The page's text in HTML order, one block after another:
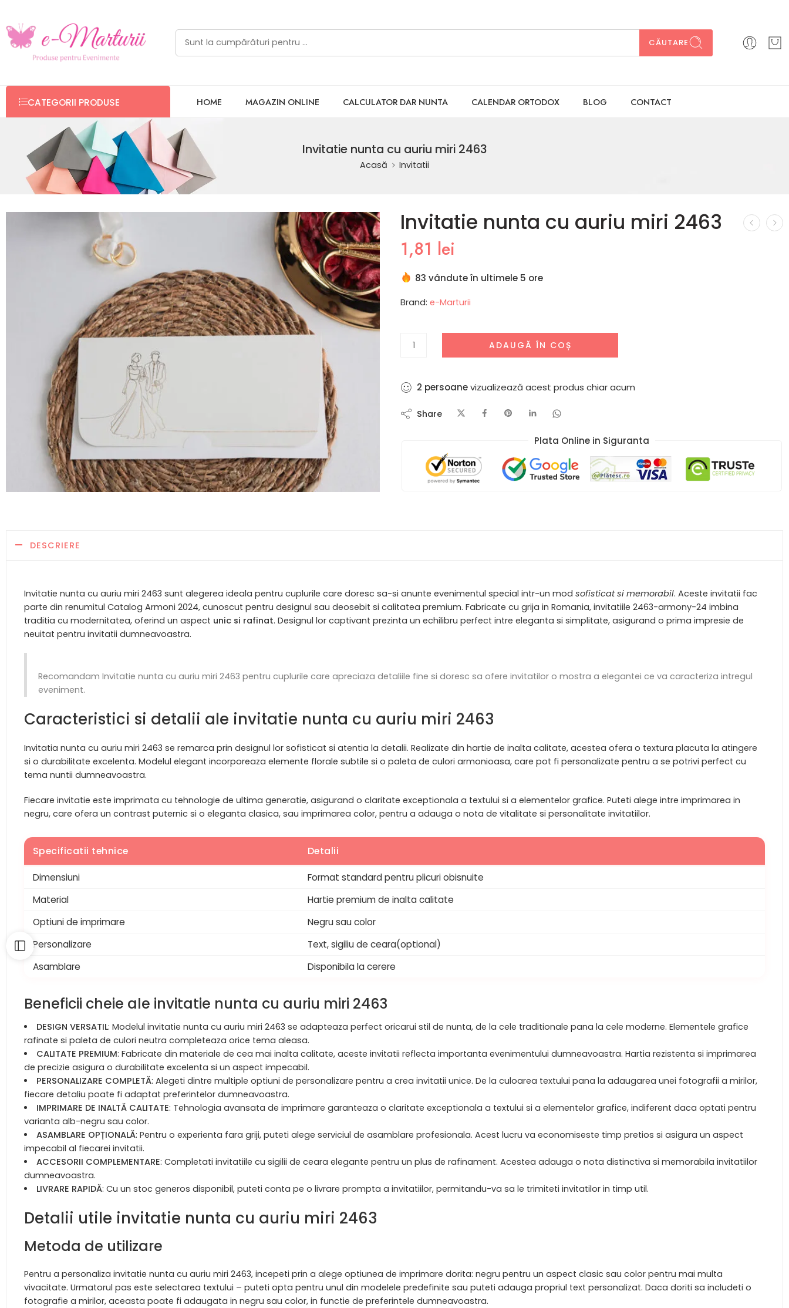
CĂUTARE
CATEGORII PRODUSE HOME MAGAZIN ONLINE CALCULATOR DAR NUNTA CALENDAR ORTODOX BLOG CONTACT
Invitatie nunta cu auriu miri 2463
Acasă Invitatii
Invitatie nunta cu auriu miri 2463
1,81 lei
83 vândute în ultimele 5 ore
Brand: e-Marturii
ADAUGĂ ÎN COȘ
5 persoanevizualizează acest produs chiar acum
Share
Plata Online in Siguranta​
DESCRIERE
Invitatie nunta cu auriu miri 2463 sunt alegerea ideala pentru cuplurile care doresc sa-si anunte evenimentul special intr-un mod sofisticat si memorabil. Aceste invitatii fac
parte din renumitul Catalog Armoni 2024, cunoscut pentru designul sau deosebit si calitatea premium. Fabricate cu grija in Romania, invitatiile 2463-armony-24 imbina
traditia cu modernitatea, oferind un aspect unic si rafinat. Designul lor captivant prezinta un echilibru perfect intre eleganta si simplitate, asigurand o prima impresie de
neuitat pentru invitatii dumneavoastra.
Recomandam Invitatie nunta cu auriu miri 2463 pentru cuplurile care apreciaza detaliile fine si doresc sa ofere invitatilor o mostra a elegantei ce va caracteriza intregul
eveniment.
Caracteristici si detalii ale invitatie nunta cu auriu miri 2463
Invitatia nunta cu auriu miri 2463 se remarca prin designul lor sofisticat si atentia la detalii. Realizate din hartie de inalta calitate, acestea ofera o textura placuta la atingere
si o durabilitate excelenta. Modelul elegant incorporeaza elemente florale subtile si o paleta de culori armonioasa, care pot fi personalizate pentru a se potrivi perfect cu
tema nuntii dumneavoastra.
Fiecare invitatie este imprimata cu tehnologie de ultima generatie, asigurand o claritate exceptionala a textului si a elementelor grafice. Puteti alege intre imprimarea in
negru, care ofera un contrast puternic si o eleganta clasica, sau imprimarea color, pentru a adauga o nota de vitalitate si personalitate invitatiilor.
Specificatii tehnice Detalii
Dimensiuni
Format standard pentru plicuri obisnuite
Material
Hartie premium de inalta calitate
Optiuni de imprimare
Negru sau color
Personalizare
Text, sigiliu de ceara(optional)
Asamblare
Disponibila la cerere
Beneficii cheie ale invitatie nunta cu auriu miri 2463
DESIGN VERSATIL: Modelul invitatie nunta cu auriu miri 2463 se adapteaza perfect oricarui stil de nunta, de la cele traditionale pana la cele moderne. Elementele grafice
rafinate si paleta de culori neutra completeaza orice tema aleasa.
CALITATE PREMIUM: Fabricate din materiale de cea mai inalta calitate, aceste invitatii reflecta importanta evenimentului dumneavoastra. Hartia rezistenta si imprimarea
de precizie asigura o durabilitate excelenta si un aspect impecabil.
PERSONALIZARE COMPLETĂ: Alegeti dintre multiple optiuni de personalizare pentru a crea invitatii unice. De la culoarea textului pana la adaugarea unei fotografii a mirilor,
fiecare detaliu poate fi adaptat preferintelor dumneavoastra.
IMPRIMARE DE INALTĂ CALITATE: Tehnologia avansata de imprimare garanteaza o claritate exceptionala a textului si a elementelor grafice, indiferent daca optati pentru
varianta alb-negru sau color.
ASAMBLARE OPȚIONALĂ: Pentru o experienta fara griji, puteti alege serviciul de asamblare profesionala. Acest lucru va economiseste timp pretios si asigura un aspect
impecabil al fiecarei invitatii.
ACCESORII COMPLEMENTARE: Completati invitatiile cu sigilii de ceara elegante pentru un plus de rafinament. Acestea adauga o nota distinctiva si memorabila invitatiilor
dumneavoastra.
LIVRARE RAPIDĂ: Cu un stoc generos disponibil, puteti conta pe o livrare prompta a invitatiilor, permitandu-va sa le trimiteti invitatilor in timp util.
Detalii utile invitatie nunta cu auriu miri 2463
Metoda de utilizare
Pentru a personaliza invitatie nunta cu auriu miri 2463, incepeti prin a alege optiunea de imprimare dorita: negru pentru un aspect clasic sau color pentru mai multa
vivacitate. Urmatorul pas este selectarea textului – puteti opta pentru unul din modelele predefinite sau puteti adauga propriul text personalizat. Daca doriti sa includeti o
fotografie a mirilor, aceasta poate fi adaugata in negru sau color, in functie de preferintele dumneavoastra.